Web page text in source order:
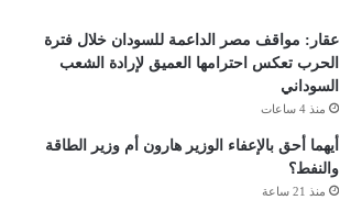
عقار: مواقف مصر الداعمة للسودان خلال فترة
الحرب تعكس احترامها العميق لإرادة الشعب
السوداني
منذ 4 ساعات
أيهما أحق بالإعفاء الوزير هارون أم وزير الطاقة
والنفط؟
منذ 21 ساعة